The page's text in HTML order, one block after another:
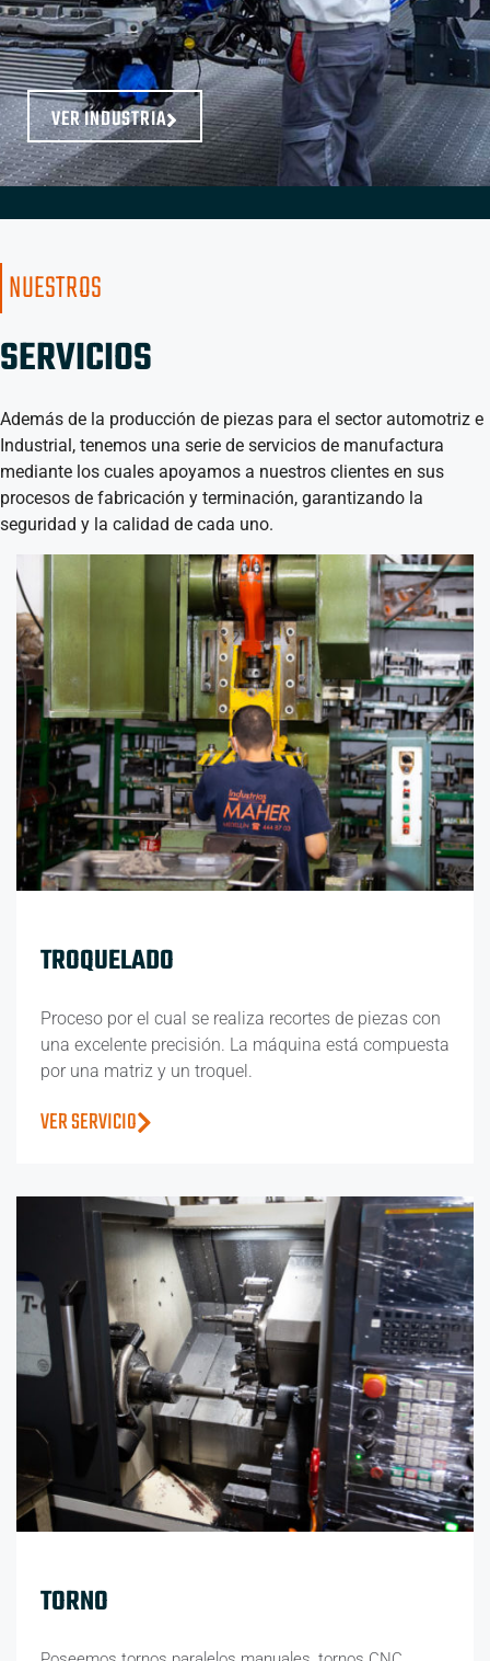
VER INDUSTRIA
NUESTROS
SERVICIOS
Además de la producción de piezas para el sector automotriz e
Industrial, tenemos una serie de servicios de manufactura
mediante los cuales apoyamos a nuestros clientes en sus
procesos de fabricación y terminación, garantizando la
seguridad y la calidad de cada uno.
TROQUELADO
Proceso por el cual se realiza recortes de piezas con
una excelente precisión. La máquina está compuesta
por una matriz y un troquel.
VER SERVICIO
TORNO